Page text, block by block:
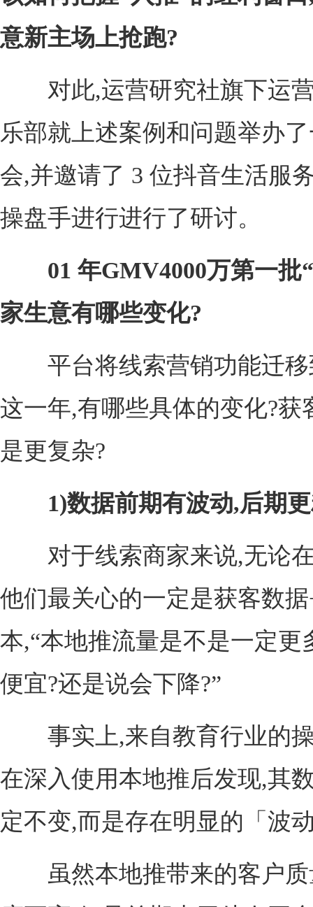
意新主场上抢跑?
对此,运营研究社旗下运
乐部就上述案例和问题举办
会,并邀请了 3 位抖音生活服
操盘手进行进行了研讨。
01 年GMV4000万第一批
家生意有哪些变化?
平台将线索营销功能迁移
这一年,有哪些具体的变化?获
是更复杂?
1)数据前期有波动,后期
对于线索商家来说,无论在
他们最关心的一定是获客数
本,“本地推流量是不是一定更
便宜?还是说会下降?”
事实上,来自教育行业的
在深入使用本地推后发现,其
定不变,而是存在明显的「波
虽然本地推带来的客户质